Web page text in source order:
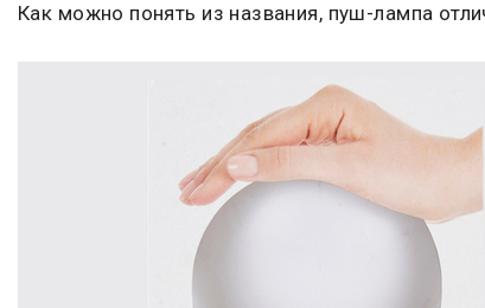
Как можно понять из названия, пуш-лампа